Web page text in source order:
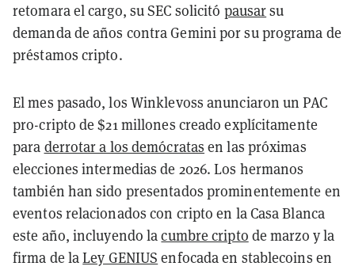
retomara el cargo, su SEC solicitó pausarsu
demanda de años contra Gemini por su programa de
préstamos cripto.
El mes pasado, los Winklevoss anunciaron un PAC
pro-cripto de $21 millones creado explícitamente
para derrotar a los demócratas en las próximas
elecciones intermedias de 2026. Los hermanos
también han sido presentados prominentemente en
eventos relacionados con cripto en la Casa Blanca
este año, incluyendo lacumbre cripto de marzo y la
firma de laLey GENIUS enfocada en stablecoins en